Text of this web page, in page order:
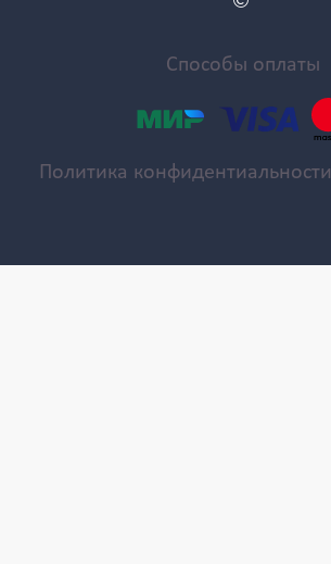
Способы оплаты
Политика конфидентиальности